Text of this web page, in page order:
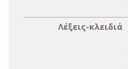
Λέξεις-κλειδιά